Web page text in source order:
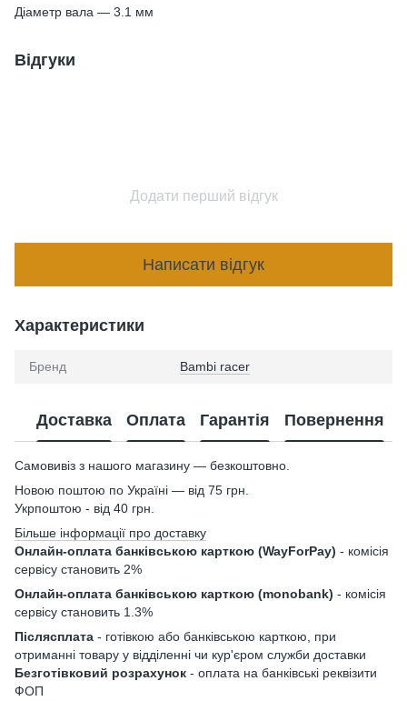
Діаметр вала — 3.1 мм
Відгуки
Додати перший відгук
Написати відгук
Характеристики
Бренд Bambi racer
Доставка Оплата Гарантія Повернення
Самовивіз з нашого магазину — безкоштовно.
Новою поштою по Україні — від 75 грн.
Укрпоштою - від 40 грн.
Більше інформації про доставку
Онлайн-оплата банківською карткою (WayForPay) - комісія
сервісу становить 2%
Онлайн-оплата банківською карткою (monobank) - комісія
сервісу становить 1.3%
Післясплата - готівкою або банківською карткою, при
отриманні товару у відділенні чи кур'єром служби доставки
Безготівковий розрахунок - оплата на банківські реквізити
ФОП